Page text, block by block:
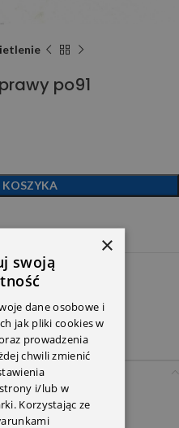
po91
×
swoją
dane osobowe i
jak pliki cookies w
prowadzenia
chwili zmienić
i/lub w
Korzystając ze